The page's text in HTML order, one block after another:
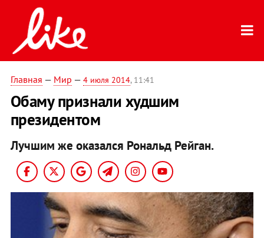
Главная — Мир — 4 июля 2014, 11:41
Обаму признали худшим
президентом
Лучшим же оказался Рональд Рейган.